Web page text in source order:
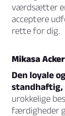
værdsætter
acceptere
rette for dig.
Mikasa
Den loyale
standhaftig,
urokkelige
færdigheder